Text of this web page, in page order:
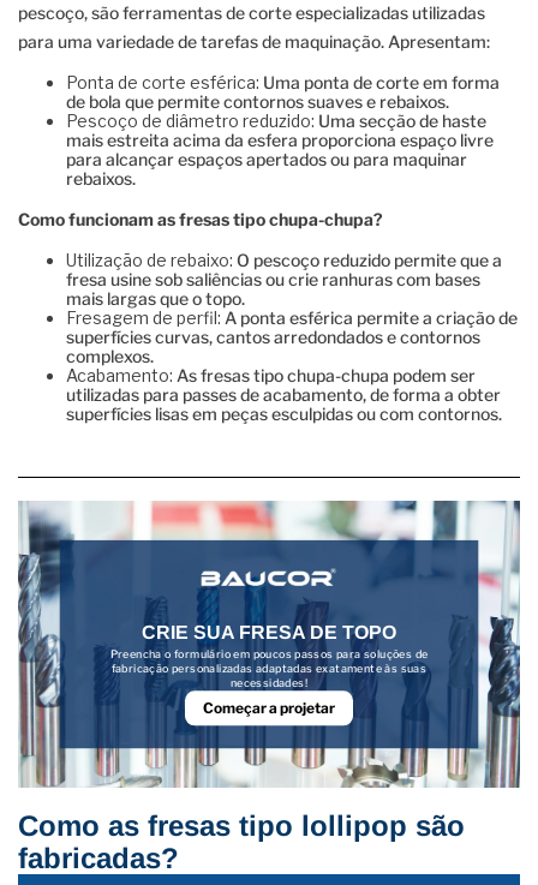
pescoço, são ferramentas de corte especializadas utilizadas
para uma variedade de tarefas de maquinação. Apresentam:
Ponta de corte esférica: Uma ponta de corte em forma
de bola que permite contornos suaves e rebaixos.
Pescoço de diâmetro reduzido: Uma secção de haste
mais estreita acima da esfera proporciona espaço livre
para alcançar espaços apertados ou para maquinar
rebaixos.
Como funcionam as fresas tipo chupa-chupa?
Utilização de rebaixo: O pescoço reduzido permite que a
fresa usine sob saliências ou crie ranhuras com bases
mais largas que o topo.
Fresagem de perfil: A ponta esférica permite a criação de
superfícies curvas, cantos arredondados e contornos
complexos.
Acabamento: As fresas tipo chupa-chupa podem ser
utilizadas para passes de acabamento, de forma a obter
superfícies lisas em peças esculpidas ou com contornos.
CRIE SUA FRESA DE TOPO
Preencha o formulário em poucos passos para soluções de
fabricação personalizadas adaptadas exatamente às suas
necessidades!
Começar a projetar
Como as fresas tipo lollipop são
fabricadas?